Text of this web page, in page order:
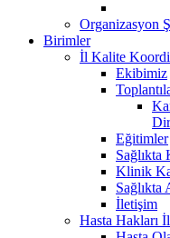
Organizasyon
Birimler
İl Kalite
Ekibimiz
Eğitimler
Sağlıkta
Klinik
Sağlıkta
İletişim
Hasta Hakları